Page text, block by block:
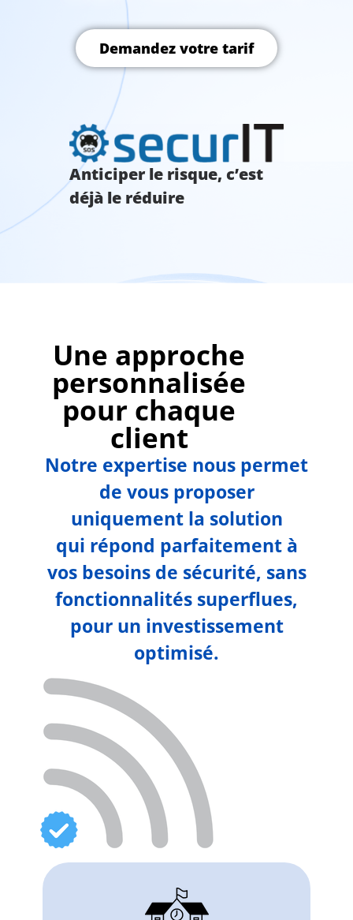
Demandez votre tarif
Anticiper le risque, c’est
déjà le réduire
Une approche
personnalisée
pour chaque
client
Notre expertise nous permet
de vous proposer
uniquement la solution
qui répond parfaitement à
vos besoins de sécurité, sans
fonctionnalités superflues,
pour un investissement
optimisé.